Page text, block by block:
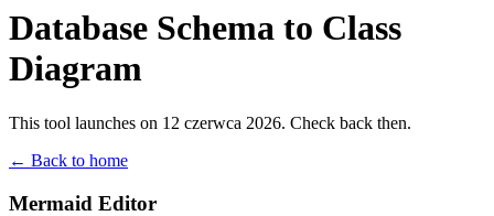
Database Schema to Class
Diagram
This tool launches on 12 czerwca 2026. Check back then.
← Back to home
Mermaid Editor